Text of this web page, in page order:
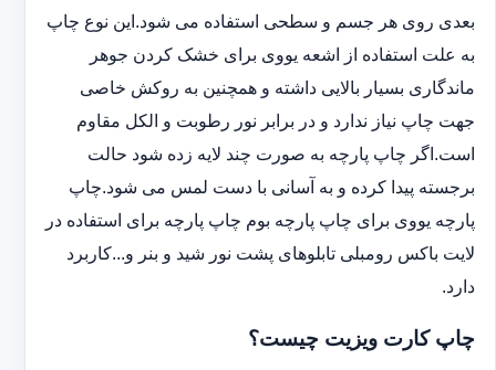
بعدی روی هر جسم و سطحی استفاده می شود.این نوع چاپ
به علت استفاده از اشعه یووی برای خشک کردن جوهر
ماندگاری بسیار بالایی داشته و همچنین به روکش خاصی
جهت چاپ نیاز ندارد و در برابر نور رطوبت و الکل مقاوم
است.اگر چاپ پارچه به صورت چند لایه زده شود حالت
برجسته پیدا کرده و به آسانی با دست لمس می شود.چاپ
پارچه یووی برای چاپ پارچه بوم چاپ پارچه برای استفاده در
لایت باکس رومبلی تابلوهای پشت نور شید و بنر و...کاربرد
دارد.
چاپ کارت ویزیت چیست؟